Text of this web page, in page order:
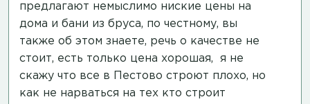
предлагают немыслимо ниские цены на
дома и бани из бруса, по честному, вы
также об этом знаете, речь о качестве не
стоит, есть только цена хорошая, я не
скажу что все в Пестово строют плохо, но
как не нарваться на тех кто строит